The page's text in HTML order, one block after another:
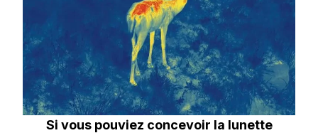
Si vous pouviez concevoir la lunette